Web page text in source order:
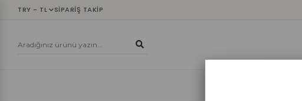
TRY - TL SIPARIŞ TAKIP